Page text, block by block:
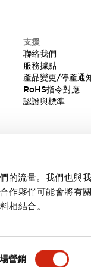
的流量。我們也與
作夥伴可能會將有
相結合。
營銷
文件和檔案
支援
聯絡我們
服務據點
產品變更/停產通
RoHS指令對應
認證與標準